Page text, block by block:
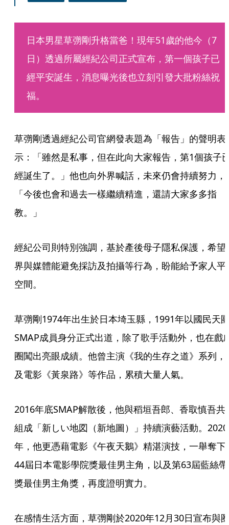
日本男星草彅剛升格當爸！現年51歲的他今（7
日）透過所屬經紀公司正式宣布，第一個孩子已
經平安誕生，消息曝光後也立刻引發大批粉絲祝
福。
草彅剛透過經紀公司官網發表題為「報告」的聲明表
示：「雖然是私事，但在此向大家報告，第1個孩子
經誕生了。」他也向外界喊話，未來仍會持續努力，
「今後也會和過去一樣繼續精進，還請大家多多指
教。」
經紀公司則特別強調，基於產後母子隱私保護，希望
界與媒體能避免採訪及拍攝等行為，盼能給予家人平
空間。
草彅剛1974年出生於日本埼玉縣，1991年以國民天
SMAP成員身分正式出道，除了歌手活動外，也在戲
圈闖出亮眼成績。他曾主演《我的生存之道》系列，
及電影《黃泉路》等作品，累積大量人氣。
2016年底SMAP解散後，他與稻垣吾郎、香取慎吾共
組成「新しい地図（新地圖）」持續演藝活動。2020
年，他更憑藉電影《午夜天鵝》精湛演技，一舉奪下
44屆日本電影學院獎最佳男主角，以及第63屆藍絲帶
獎最佳男主角獎，再度證明實力。
在感情生活方面，草彅剛於2020年12月30日宣布與